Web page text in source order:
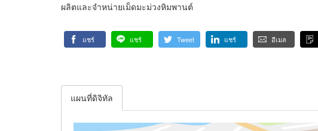
ผลิตและจำหน่ายเม็ดมะม่วงหิมพานต์
แชร์ แชร์ Tweet แชร์ อีเมล
แผนที่ดิจิทัล